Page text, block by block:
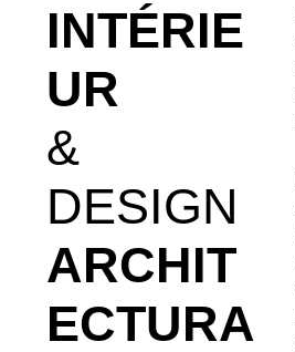
INTÉRIE
UR
&
DESIGN
ARCHIT
ECTURA